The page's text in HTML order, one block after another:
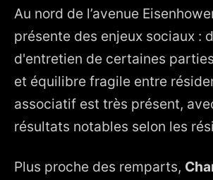
Au nord de l’avenue
présente des enjeux sociaux :
d'entretien de certaines
et équilibre fragile entre
associatif est très présent,
résultats notables selon les
Plus proche des remparts,